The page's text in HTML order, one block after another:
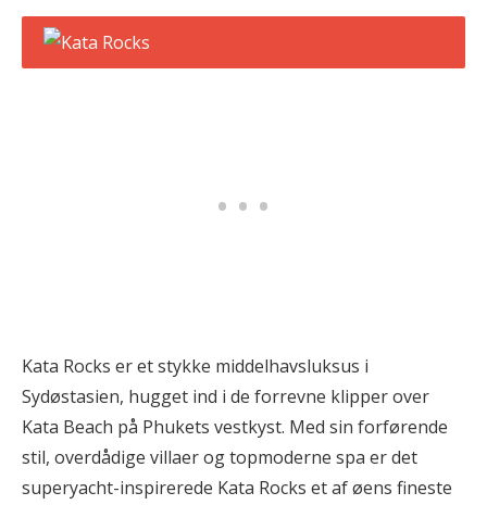
Kata Rocks er et stykke middelhavsluksus i
Sydøstasien, hugget ind i de forrevne klipper over
Kata Beach på Phukets vestkyst. Med sin forførende
stil, overdådige villaer og topmoderne spa er det
superyacht-inspirerede Kata Rocks et af øens fineste